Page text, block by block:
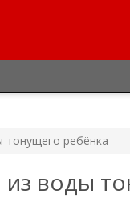
ребёнка
воды